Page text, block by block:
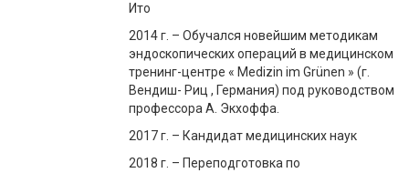
Ито
2014 г. – Обучался новейшим методикам
эндоскопических операций в медицинском
тренинг-центре « Medizin im Grünen » (г.
Вендиш- Риц , Германия) под руководством
профессора А. Экхоффа.
2017 г. – Кандидат медицинских наук
2018 г. – Переподготовка по